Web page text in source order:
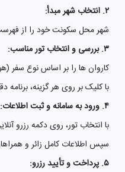
۲. انتخاب شهر مبدأ:
شهر محل سکونت خود را از
۳. بررسی و انتخاب تور مناسب:
کاروان ها را بر اساس نوع سفر
با کلیک بر روی هر گزینه،
۴. ورود به سامانه و ثبت اطلاعات:
با انتخاب تور، روی دکمه رزرو
سپس اطلاعات کامل زائر و
۵. پرداخت و تأیید رزرو: